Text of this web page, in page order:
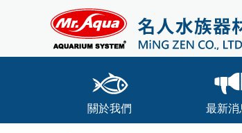
關於我們 最新消